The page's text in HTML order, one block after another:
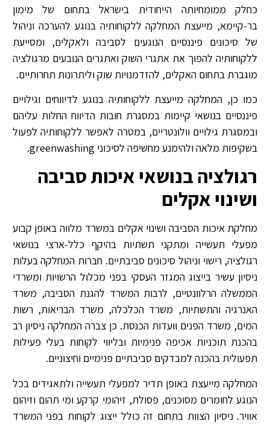
כחלק ממומחיותה הייחודית בישראל בתחום של מימון
בר-קיימא, מייעצת המחלקה ללקוחותיה בנוגע להערכה וניהול
של סיכונים פיננסיים הנוגעים לסביבה ולאקלים, ומסייעת
ללקוחותיה להפוך את אתגרי השוק ואתגרים הנובעים מרגולציה
מוגברת בתחום האקלים, להזדמנויות שוק וליתרונות תחרותיים.
כמו כן, המחלקה מייעצת ללקוחותיה בנוגע לדיווחים וגילויים
פיננסיים בנושאי קיימות במסגרת חובות הדיווח החלות עליהם
ובמסגרת גילויים וולונטריים, במטרה לאפשר ללקוחותיה לפעול
בשקיפות מלאה ולהימנע מחשיפה לסיכוני greenwashing.
רגולציה בנושאי איכות סביבה
ושינוי אקלים
מחלקת איכות הסביבה ושינוי אקלים במשרד מלווה באופן קבוע
מפעלי תעשייה ומתקני תשתיות בהיקף כלל-ארצי בנושאי
רגולציה, רישוי וניהול סיכונים סביבתיים. חברות המחלקה בעלות
ניסיון עשיר בייצוג המגזר העסקי בפני מכלול הרשויות ומשרדי
הממשלה הרלוונטיים, לרבות המשרד להגנת הסביבה, משרד
האנרגיה והתשתיות, משרד הכלכלה, משרד הבריאות, רשות
המים, משרד הפנים וועדות הכנסת. כן צברה המחלקה ניסיון רב
בהכנת תוכניות אכיפה פנימיות ובליווי לקוחות בעלי פעילות
תפעולית בהכנה למבדקים סביבתיים פנימיים וחיצוניים.
המחלקה מייעצת באופן תדיר למפעלי תעשייה ולתאגידים בכל
הנוגע לחומרים מסוכנים, פסולת, זיהומי קרקע ומי תהום וזיהום
אוויר. ניסיון הצוות בתחום זה כולל ייצוג לקוחות בפני המשרד